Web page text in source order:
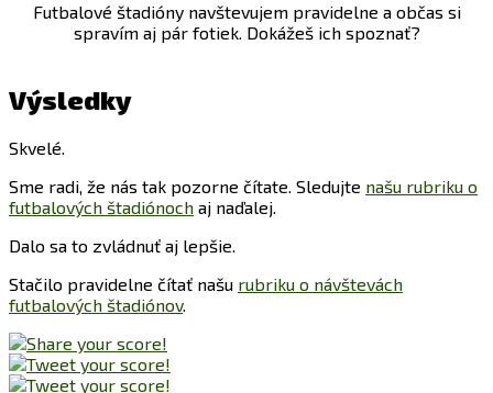
Futbalové štadióny navštevujem pravidelne a občas si
spravím aj pár fotiek. Dokážeš ich spoznať?
Výsledky
Skvelé.
Sme radi, že nás tak pozorne čítate. Sledujte našu rubriku o
futbalových štadiónoch aj naďalej.
Dalo sa to zvládnuť aj lepšie.
Stačilo pravidelne čítať našu rubriku o návštevách
futbalových štadiónov.